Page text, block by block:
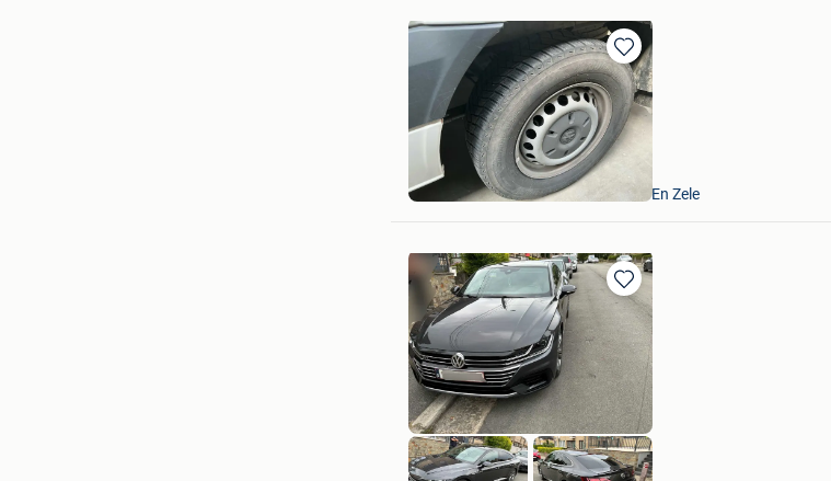
Bewaren
in
Mijn
Favorieten
VAVATO Auctions
Lokeren+Deel Overmere En Zele
Bewaren
Mijn
Favorieten